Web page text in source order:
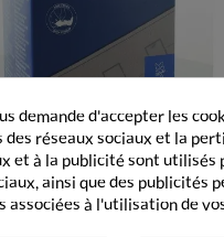
Biflex+ Pratic Bande
Elastique De...
27,90 €
 Vue rapide
demande d'accepter les
réseaux sociaux et la
et à la publicité sont
ainsi que des publicités
associées à l'utilisation de